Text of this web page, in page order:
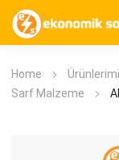
Home
Sarf Malzeme